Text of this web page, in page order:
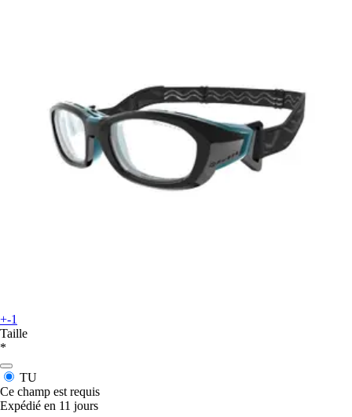
+-1
Taille
*
TU
Ce champ est requis
Expédié en 11 jours